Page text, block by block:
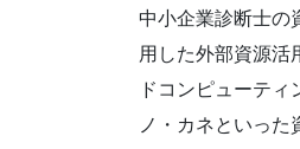
中小企業診断士の
用した外部資源活
ドコンピューテ
ノ・カネといっ